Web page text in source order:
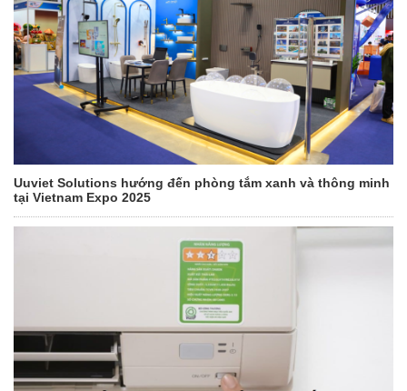
Uuviet Solutions hướng đến phòng tắm xanh và thông minh
tại Vietnam Expo 2025